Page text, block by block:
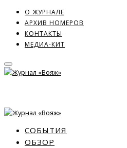
О ЖУРНАЛЕ
АРХИВ НОМЕРОВ
КОНТАКТЫ
МЕДИА-КИТ
СОБЫТИЯ
ОБЗОР